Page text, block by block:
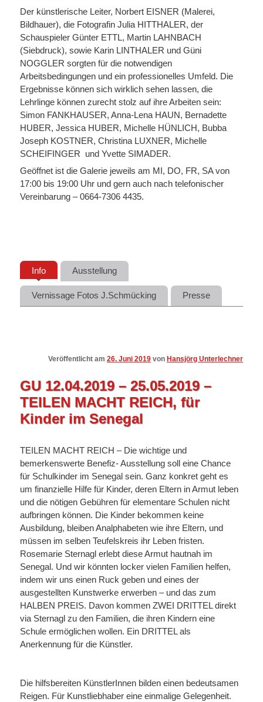
Der künstlerische Leiter, Norbert EISNER (Malerei,
Bildhauer), die Fotografin Julia HITTHALER, der
Schauspieler Günter ETTL, Martin LAHNBACH
(Siebdruck), sowie Karin LINTHALER und Güni
NOGGLER sorgten für die notwendigen
Arbeitsbedingungen und ein professionelles Umfeld. Die
Ergebnisse können sich wirklich sehen lassen, die
Lehrlinge können zurecht stolz auf ihre Arbeiten sein:
Simon FANKHAUSER, Anna-Lena HAUN, Bernadette
HUBER, Jessica HUBER, Michelle HÜNLICH, Bubba
Joseph KOSTNER, Christina LUXNER, Michelle
SCHEIFINGER und Yvette SIMADER.
Geöffnet ist die Galerie jeweils am MI, DO, FR, SA von
17:00 bis 19:00 Uhr und gern auch nach telefonischer
Vereinbarung – 0664-7306 4435.
Info Ausstellung
Vernissage Fotos J.Schmücking Presse
Veröffentlicht am 26. Juni 2019 von Hansjörg Unterlechner
GU 12.04.2019 – 25.05.2019 –
TEILEN MACHT REICH, für
Kinder im Senegal
TEILEN MACHT REICH – Die wichtige und
bemerkenswerte Benefiz- Ausstellung soll eine Chance
für Schulkinder im Senegal sein. Ganz konkret geht es
um finanzielle Hilfe für Kinder, deren Eltern in Armut leben
und die nötigen Gebühren für elementare Schulen nicht
aufbringen können. Die Kinder bekommen keine
Ausbildung, bleiben Analphabeten wie ihre Eltern, und
müssen im selben Teufelskreis ihr Leben fristen.
Rosemarie Sternagl erlebt diese Armut hautnah im
Senegal. Und wir könnten locker vielen Familien helfen,
indem wir uns einen Ruck geben und eines der
ausgestellten Kunstwerke erwerben – und das zum
HALBEN PREIS. Davon kommen ZWEI DRITTEL direkt
via Sternagl zu den Familien, die ihren Kindern eine
Schule ermöglichen wollen. Ein DRITTEL als
Anerkennung für die Künstler.
Die hilfsbereiten KünstlerInnen bilden einen bedeutsamen
Reigen. Für Kunstliebhaber eine einmalige Gelegenheit.